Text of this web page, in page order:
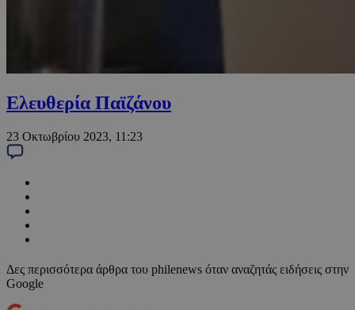
Ελευθερία Παϊζάνου
23 Οκτωβρίου 2023, 11:23
Δες περισσότερα άρθρα του philenews όταν αναζητάς ειδήσεις στην
Google